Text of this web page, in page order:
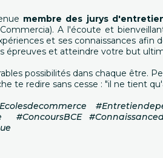
membre des jurys
A l'écoute et
et ses connaissances afin
épreuves et atteindre votre but
possibilités dans chaque être.
te redire sans cesse : "il ne tient
#ConcoursBCE